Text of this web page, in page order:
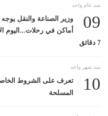
منذ عام واحد
09
وزير الصناعة والنقل يوجه
7 دقائق
منذ شهر واحد
10
تعرف على الشروط الخاصة
المسلحة